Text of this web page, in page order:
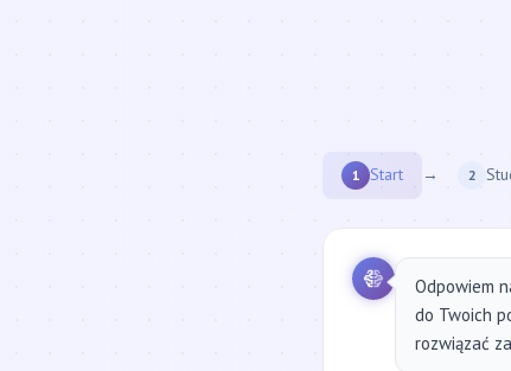
1 Start → 2
Odpowiem
do Twoich
rozwiązać